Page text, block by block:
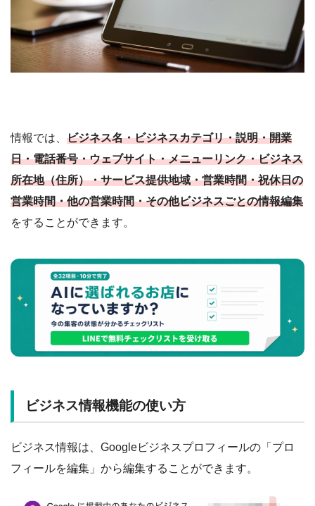
情報では、 ビジネス名・ビジネスカテゴリ・説明・開業
日・電話番号・ウェブサイト・メニューリンク・ビジネス
所在地（住所）・サービス提供地域・営業時間・祝休日の
営業時間・他の営業時間・その他ビジネスごとの情報編集
をすることができます。
ビジネス情報機能の使い方
ビジネス情報は、Googleビジネスプロフィールの「プロ
フィールを編集」から編集することができます。